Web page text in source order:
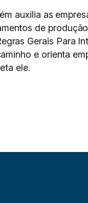
auxilia as
de
Gerais Para
e orienta
ele.